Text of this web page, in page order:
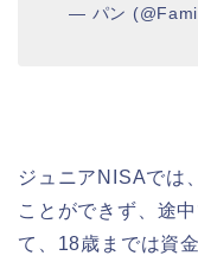
— パン
ジュニアNISAでは
ことができず、途
て、18歳までは資